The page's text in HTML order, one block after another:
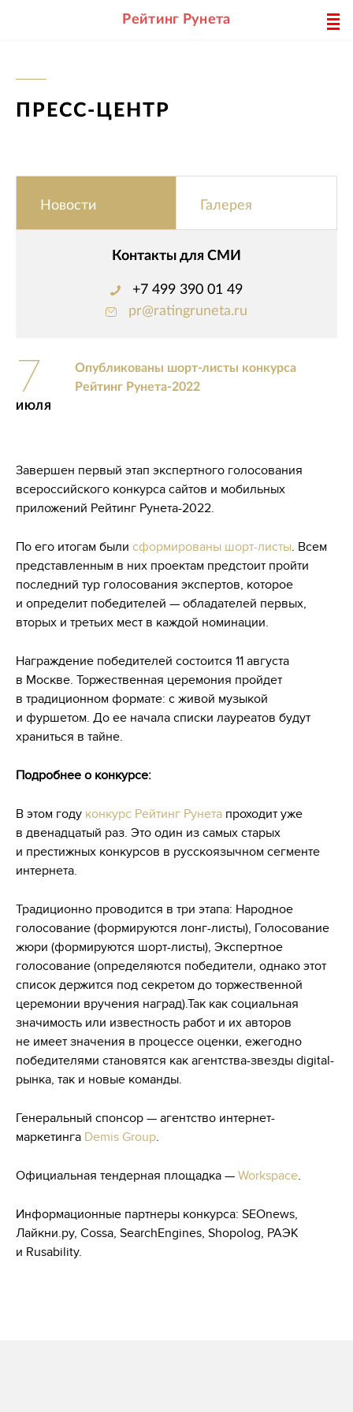
Рейтинг Рунета
ПРЕСС-ЦЕНТР
Новости Галерея
Контакты для СМИ
+7 499 390 01 49
pr@ratingruneta.ru
7
ИЮЛЯ
Опубликованы шорт-листы конкурса
Рейтинг Рунета-2022
Завершен первый этап экспертного голосования
всероссийского конкурса сайтов и мобильных
приложений Рейтинг Рунета-2022.
По его итогам были сформированы шорт-листы. Всем
представленным в них проектам предстоит пройти
последний тур голосования экспертов, которое
и определит победителей — обладателей первых,
вторых и третьих мест в каждой номинации.
Награждение победителей состоится 11 августа
в Москве. Торжественная церемония пройдет
в традиционном формате: с живой музыкой
и фуршетом. До ее начала списки лауреатов будут
храниться в тайне.
Подробнее о конкурсе:
В этом году конкурс Рейтинг Рунета проходит уже
в двенадцатый раз. Это один из самых старых
и престижных конкурсов в русскоязычном сегменте
интернета.
Традиционно проводится в три этапа: Народное
голосование (формируются лонг-листы), Голосование
жюри (формируются шорт-листы), Экспертное
голосование (определяются победители, однако этот
список держится под секретом до торжественной
церемонии вручения наград).Так как социальная
значимость или известность работ и их авторов
не имеет значения в процессе оценки, ежегодно
победителями становятся как агентства-звезды digital-
рынка, так и новые команды.
Генеральный спонсор — агентство интернет-
маркетинга Demis Group.
Официальная тендерная площадка — Workspace.
Информационные партнеры конкурса: SEOnews,
Лайкни.ру, Cossa, SearchEngines, Shopolog, РАЭК
и Rusability.